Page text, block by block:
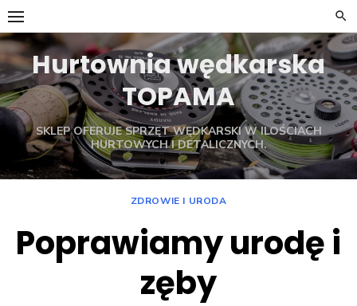
Skip
to
contentHurtownia wędkarska
TOPAMA
SKLEP OFERUJE SPRZĘT WĘDKARSKI W ILOŚCIACH
HURTOWYCH I DETALICZNYCH.
ZDROWIE I URODA
Poprawiamy urodę i
zęby